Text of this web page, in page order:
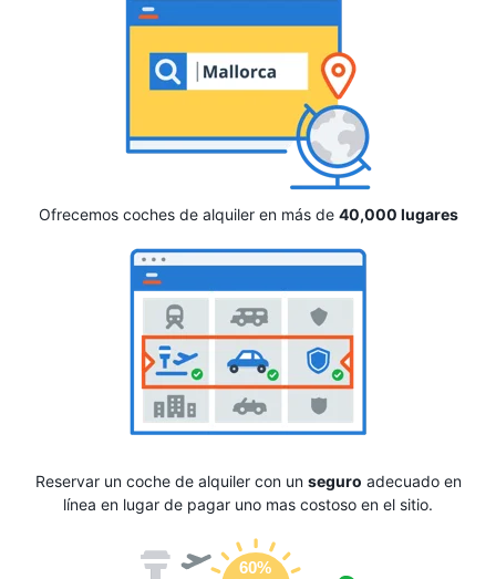
Ofrecemos coches de alquiler en más de 40,000 lugares
Reservar un coche de alquiler con un seguro adecuado en
línea en lugar de pagar uno mas costoso en el sitio.